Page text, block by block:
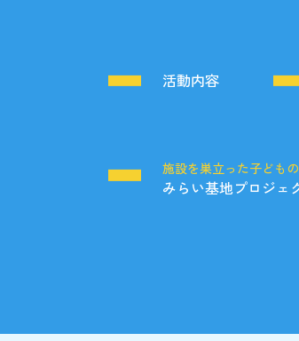
活動内容
施設を巣立った子ども
みらい基地プロジェ